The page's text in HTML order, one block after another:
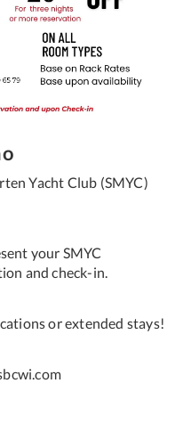
Yacht Club (SMYC)
your SMYC
and check-in.
or extended stays!